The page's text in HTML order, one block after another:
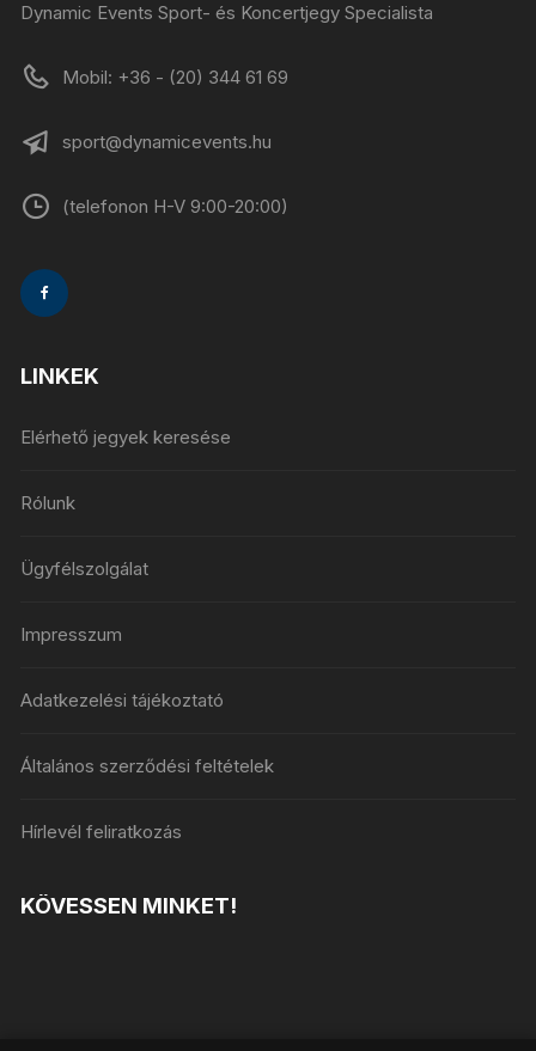
Dynamic Events Sport- és Koncertjegy Specialista
Mobil: +36 - (20) 344 61 69
sport@dynamicevents.hu
(telefonon H-V 9:00-20:00)
LINKEK
Elérhető jegyek keresése
Rólunk
Ügyfélszolgálat
Impresszum
Adatkezelési tájékoztató
Általános szerződési feltételek
Hírlevél feliratkozás
KÖVESSEN MINKET!